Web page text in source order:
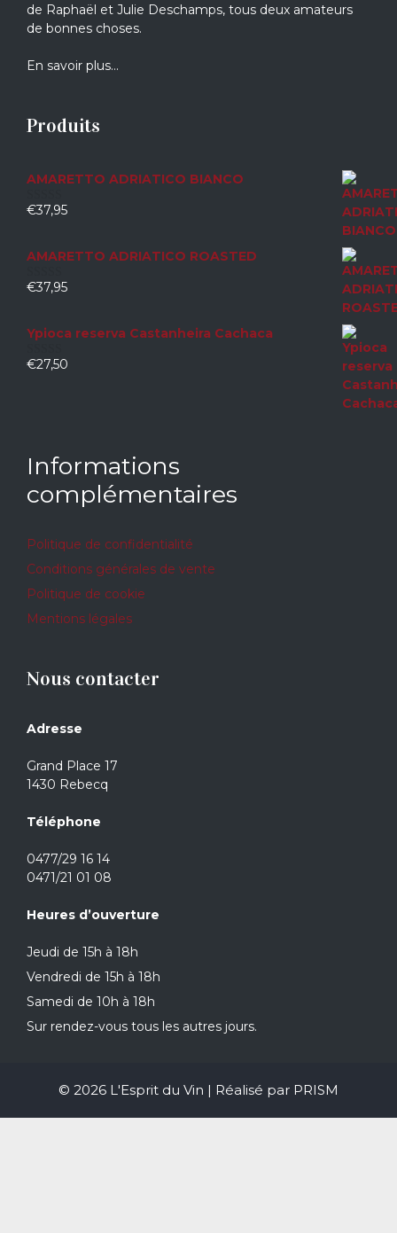
de Raphaël et Julie Deschamps, tous deux amateurs
de bonnes choses.
En savoir plus…
Produits
AMARETTO ADRIATICO BIANCO
0
€37,95
AMARETTO ADRIATICO ROASTED
0
€37,95
Ypioca reserva Castanheira Cachaca
0
€27,50
Informations
complémentaires
Politique de confidentialité
Conditions générales de vente
Politique de cookie
Mentions légales
Nous contacter
Adresse
Grand Place 17
1430 Rebecq
Téléphone
0477/29 16 14
0471/21 01 08
Heures d’ouverture
Jeudi de 15h à 18h
Vendredi de 15h à 18h
Samedi de 10h à 18h
Sur rendez-vous tous les autres jours.
© 2026 L'Esprit du Vin | Réalisé par PRISM